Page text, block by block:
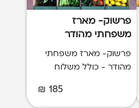
פרשוק- מארז
משפחתי מהודר
פרשוק- מארז משפחתי
מהודר - כולל משלוח
185 ₪